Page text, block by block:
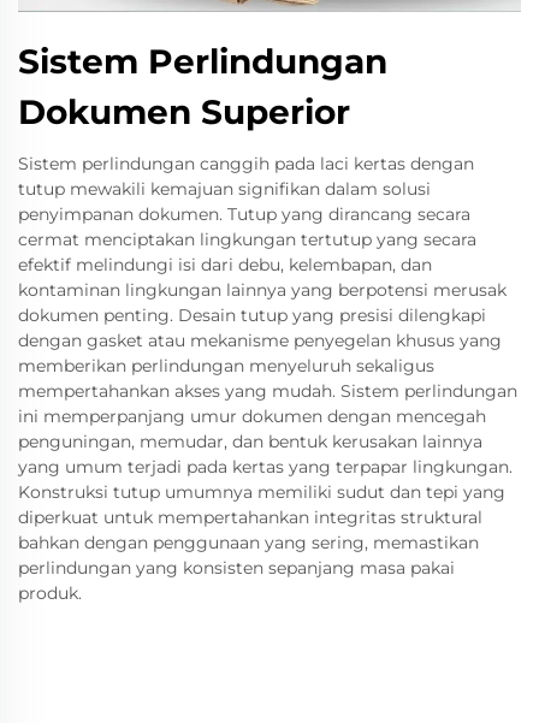
Sistem Perlindungan
Dokumen Superior
Sistem perlindungan canggih pada laci kertas dengan
tutup mewakili kemajuan signifikan dalam solusi
penyimpanan dokumen. Tutup yang dirancang secara
cermat menciptakan lingkungan tertutup yang secara
efektif melindungi isi dari debu, kelembapan, dan
kontaminan lingkungan lainnya yang berpotensi merusak
dokumen penting. Desain tutup yang presisi dilengkapi
dengan gasket atau mekanisme penyegelan khusus yang
memberikan perlindungan menyeluruh sekaligus
mempertahankan akses yang mudah. Sistem perlindungan
ini memperpanjang umur dokumen dengan mencegah
penguningan, memudar, dan bentuk kerusakan lainnya
yang umum terjadi pada kertas yang terpapar lingkungan.
Konstruksi tutup umumnya memiliki sudut dan tepi yang
diperkuat untuk mempertahankan integritas struktural
bahkan dengan penggunaan yang sering, memastikan
perlindungan yang konsisten sepanjang masa pakai
produk.